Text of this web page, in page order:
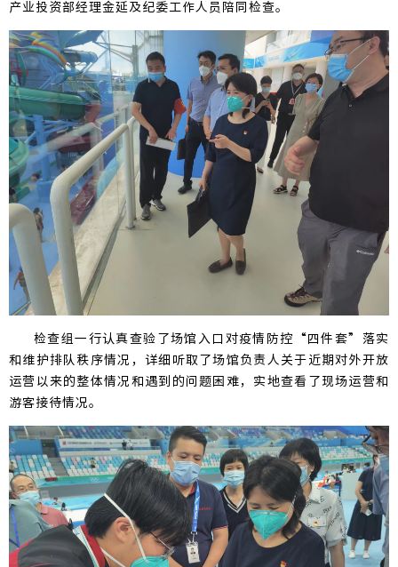
产业投资部经理金延及纪委工作人员陪同检查。
检查组一行认真查验了场馆入口对疫情防控“四件套”落实
和维护排队秩序情况，详细听取了场馆负责人关于近期对外开放
运营以来的整体情况和遇到的问题困难，实地查看了现场运营和
游客接待情况。